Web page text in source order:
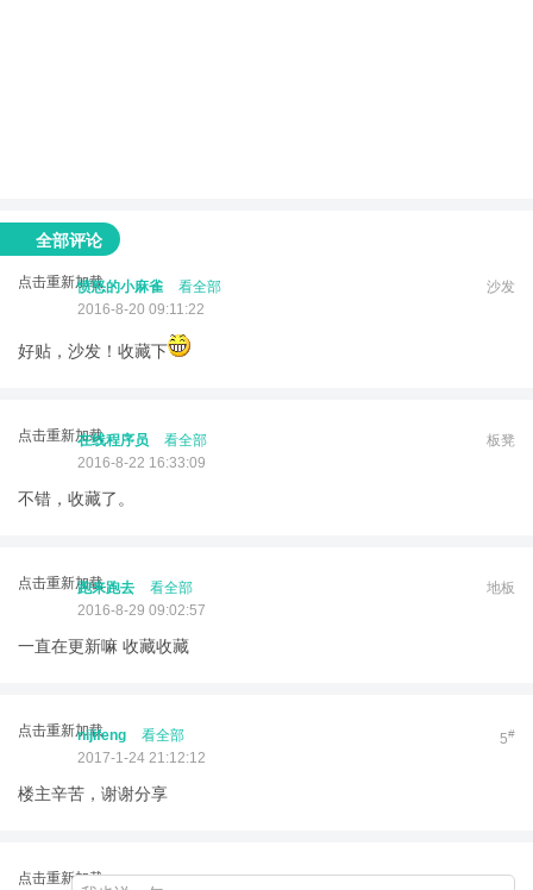
全部评论
点击重新加载 沙发
愤怒的小麻雀
看全部
2016-8-20 09:11:22
好贴，沙发！收藏下
点击重新加载 板凳
在线程序员
看全部
2016-8-22 16:33:09
不错，收藏了。
点击重新加载 地板
跑来跑去
看全部
2016-8-29 09:02:57
一直在更新嘛 收藏收藏
点击重新加载 5#
nijifeng
看全部
2017-1-24 21:12:12
楼主辛苦，谢谢分享
点击重新加载